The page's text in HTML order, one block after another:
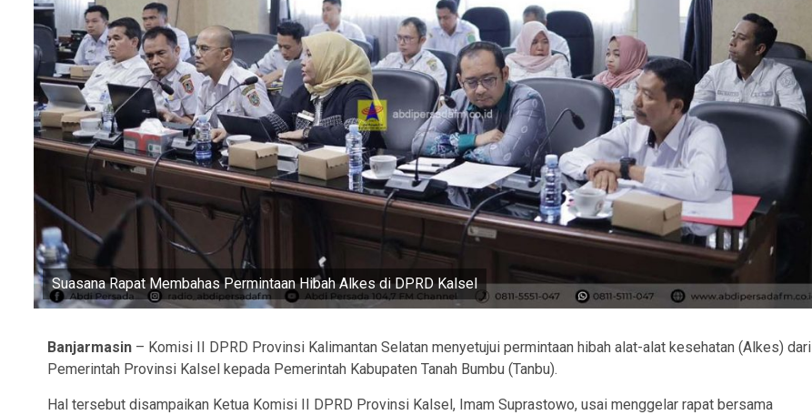
Suasana Rapat Membahas Permintaan Hibah Alkes di DPRD Kalsel
Banjarmasin – Komisi II DPRD Provinsi Kalimantan Selatan menyetujui permintaan hibah alat-alat kesehatan (Alkes) dari
Pemerintah Provinsi Kalsel kepada Pemerintah Kabupaten Tanah Bumbu (Tanbu).
Hal tersebut disampaikan Ketua Komisi II DPRD Provinsi Kalsel, Imam Suprastowo, usai menggelar rapat bersama